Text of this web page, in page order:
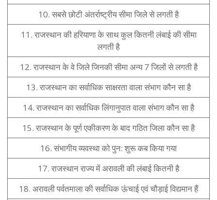
10. सबसे छोटी अंतर्राष्ट्रीय सीमा जिले से लगती है
11. राजस्थान की हरियाणा के साथ कुल कितनी लंबाई की सीमा
लगती है
12. राजस्थान के वे जिले जिनकी सीमा अन्य 7 जिलों से लगती है
13. राजस्थान का सर्वाधिक साक्षरता वाला संभाग कौन सा है
14. राजस्थान का सर्वाधिक लिंगानुपात वाला संभाग कौन सा है
15. राजस्थान के पूर्ण एकीकरण के बाद गठित जिला कौन सा है
16. संभागीय व्यवस्था को पुन: शुरू कब किया गया
17. राजस्थान राज्य में अरावली की लंबाई कितनी है
18. अरावली पर्वतमाला की सर्वाधिक ऊंचाई एवं चौड़ाई विद्यमान हैं